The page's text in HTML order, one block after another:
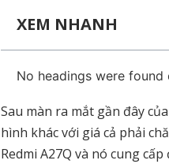
XEM NHANH
No headings were found
Sau màn ra mắt gần đây
hình khác với giá cả phải
Redmi A27Q và nó cung